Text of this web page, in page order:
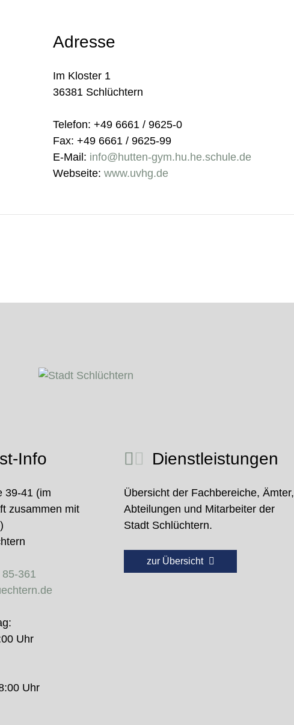
Adresse
Im Kloster 1
36381 Schlüchtern
Telefon: +49 6661 / 9625-0
Fax: +49 6661 / 9625-99
E-Mail: info@hutten-gym.hu.he.schule.de
Webseite:www.uvhg.de
Info
39-41 (im
zusammen mit
361
Uhr
Uhr
Dienstleistungen
Übersicht der Fachbereiche, Ämter,
Abteilungen und Mitarbeiter der
Stadt Schlüchtern.
zur Übersicht